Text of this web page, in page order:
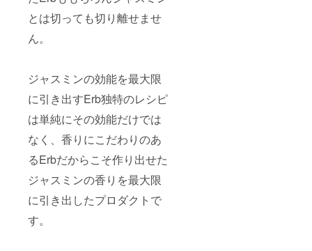
とは切っても切り離せませ
ん。
ジャスミンの効能を最大限
に引き出すErb独特のレシピ
は単純にその効能だけでは
なく、香りにこだわりのあ
るErbだからこそ作り出せた
ジャスミンの香りを最大限
に引き出したプロダクトで
す。